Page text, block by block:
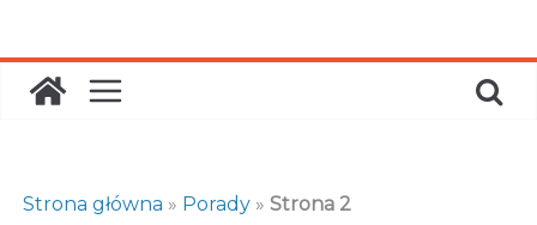
content
Strona główna » Porady »Strona 2